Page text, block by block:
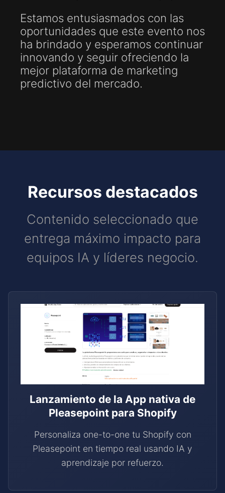
Estamos entusiasmados con las
oportunidades que este evento nos
ha brindado y esperamos continuar
innovando y seguir ofreciendo la
mejor plataforma de marketing
predictivo del mercado.
Recursos destacados
Contenido seleccionado que
entrega máximo impacto para
equipos IA y líderes negocio.
Lanzamiento de la App nativa de
Pleasepoint para Shopify
Personaliza one-to-one tu Shopify con
Pleasepoint en tiempo real usando IA y
aprendizaje por refuerzo.